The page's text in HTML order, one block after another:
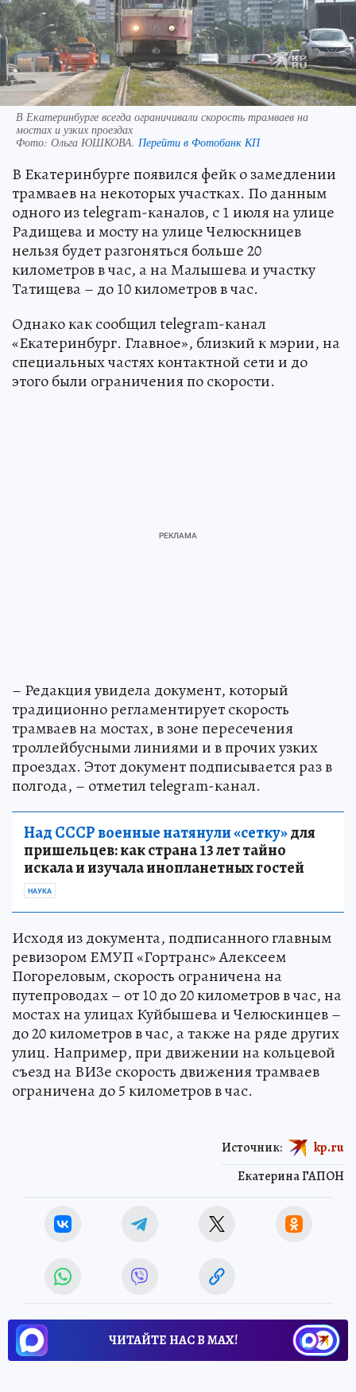
В Екатеринбурге всегда ограничивали скорость трамваев на
мостах и узких проездах
Фото: Ольга ЮШКОВА. Перейти в Фотобанк КП
В Екатеринбурге появился фейк о замедлении
трамваев на некоторых участках. По данным
одного из telegram-каналов, с 1 июля на улице
Радищева и мосту на улице Челюскницев
нельзя будет разгоняться больше 20
километров в час, а на Малышева и участку
Татищева – до 10 километров в час.
Однако как сообщил telegram-канал
«Екатеринбург. Главное», близкий к мэрии, на
специальных частях контактной сети и до
этого были ограничения по скорости.
– Редакция увидела документ, который
традиционно регламентирует скорость
трамваев на мостах, в зоне пересечения
троллейбусными линиями и в прочих узких
проездах. Этот документ подписывается раз в
полгода, – отметил telegram-канал.
Над СССР военные натянули «сетку»для
пришельцев: как страна 13 лет тайно
искала и изучала инопланетных гостей
НАУКА
Исходя из документа, подписанного главным
ревизором ЕМУП «Гортранс» Алексеем
Погореловым, скорость ограничена на
путепроводах – от 10 до 20 километров в час, на
мостах на улицах Куйбышева и Челюскинцев –
до 20 километров в час, а также на ряде других
улиц. Например, при движении на кольцевой
съезд на ВИЗе скорость движения трамваев
ограничена до 5 километров в час.
Екатерина ГАПОН
Источник: kp.ru
ЧИТАЙТЕ НАС В МАХ!